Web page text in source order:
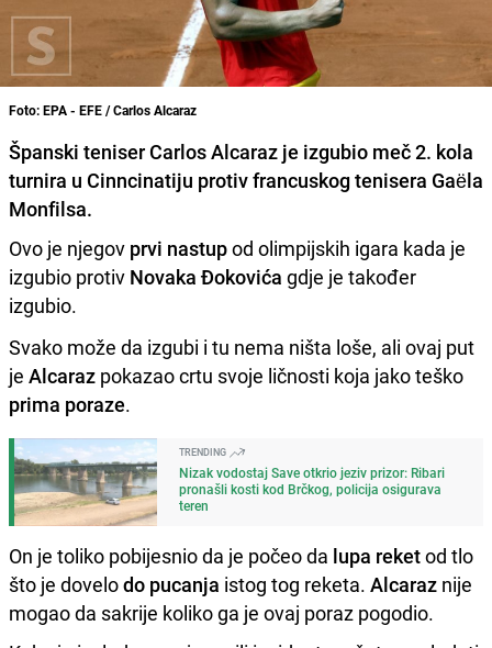
Foto: EPA - EFE / Carlos Alcaraz
Španski teniser Carlos Alcaraz je izgubio meč 2. kola
turnira u Cinncinatiju protiv francuskog tenisera Gaëla
Monfilsa.
Ovo je njegov prvi nastupod olimpijskih igara kada je
izgubio protiv Novaka Đokovića gdje je također
izgubio.
Svako može da izgubi i tu nema ništa loše, ali ovaj put
je Alcaraz pokazao crtu svoje ličnosti koja jako teško
prima poraze.
TRENDING
Nizak vodostaj Save otkrio jeziv prizor: Ribari
pronašli kosti kod Brčkog, policija osigurava
teren
On je toliko pobijesnio da je počeo da lupa reketod tlo
što je dovelodo pucanja istog tog reketa. Alcaraz nije
mogao da sakrije koliko ga je ovaj poraz pogodio.